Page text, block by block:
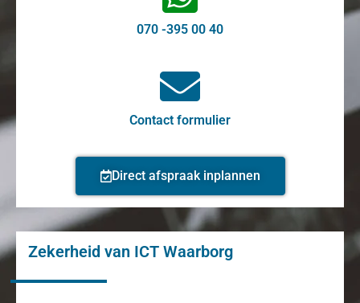
070 -395 00 40
Contact formulier
Direct afspraak inplannen
Zekerheid van ICT Waarborg